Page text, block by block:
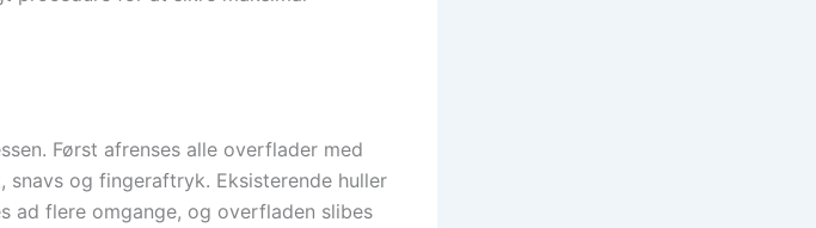
Først afrenses alle overflader med
og fingeraftryk. Eksisterende huller
ad flere omgange, og overfladen slibes